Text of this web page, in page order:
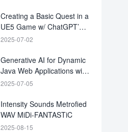
Creating a Basic Quest in a
UE5 Game w/ ChatGPT’s
Assistance
2025-07-02
Generative AI for Dynamic
Java Web Applications with
ChatGPT
2025-07-05
Intensity Sounds Metrofied
WAV MiDi-FANTASTiC
2025-08-15